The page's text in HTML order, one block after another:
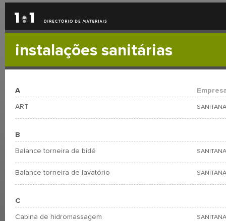
instalações sanitárias
A
ART
B
Balance torneira de bidé
Balance torneira de lavatório
C
Cabina de hidromassagem